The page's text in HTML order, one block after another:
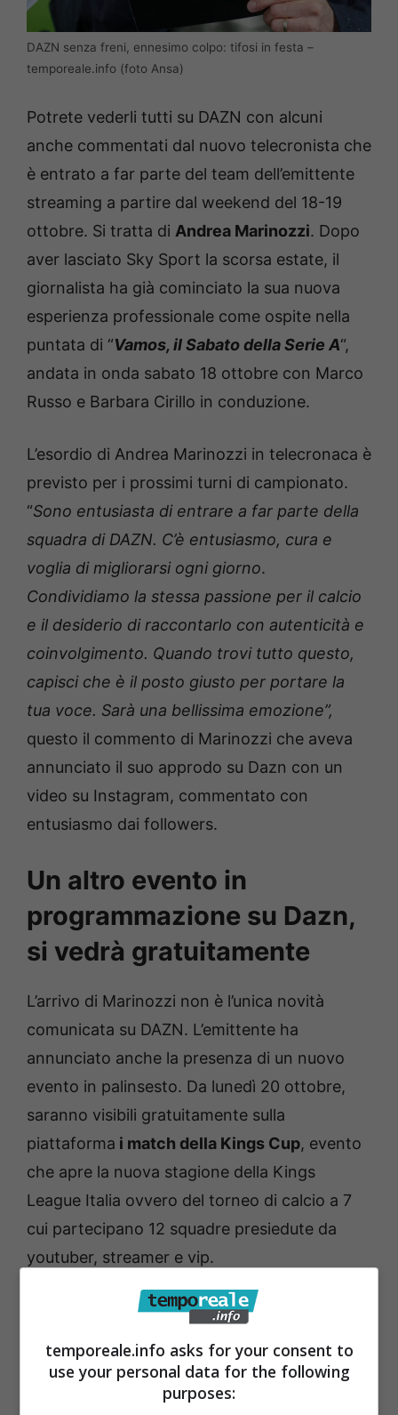
DAZN senza freni, ennesimo colpo: tifosi in festa –
temporeale.info (foto Ansa)
Potrete vederli tutti su DAZN con alcuni
anche commentati dal nuovo telecronista che
è entrato a far parte del team dell’emittente
streaming a partire dal weekend del 18-19
ottobre. Si tratta di Andrea Marinozzi. Dopo
aver lasciato Sky Sport la scorsa estate, il
giornalista ha già cominciato la sua nuova
esperienza professionale come ospite nella
puntata di “Vamos, il Sabato della Serie A“,
andata in onda sabato 18 ottobre con Marco
Russo e Barbara Cirillo in conduzione.
L’esordio di Andrea Marinozzi in telecronaca è
previsto per i prossimi turni di campionato.
“Sono entusiasta di entrare a far parte della
squadra di DAZN. C’è entusiasmo, cura e
voglia di migliorarsi ogni giorno.
Condividiamo la stessa passione per il calcio
e il desiderio di raccontarlo con autenticità e
coinvolgimento. Quando trovi tutto questo,
capisci che è il posto giusto per portare la
tua voce. Sarà una bellissima emozione”,
questo il commento di Marinozzi che aveva
annunciato il suo approdo su Dazn con un
video su Instagram, commentato con
entusiasmo dai followers.
Un altro evento in
programmazione su Dazn,
si vedrà gratuitamente
L’arrivo di Marinozzi non è l’unica novità
comunicata su DAZN. L’emittente ha
annunciato anche la presenza di un nuovo
evento in palinsesto. Da lunedì 20 ottobre,
saranno visibili gratuitamente sulla
piattaforma i match della Kings Cup, evento
che apre la nuova stagione della Kings
League Italia ovvero del torneo di calcio a 7
cui partecipano 12 squadre presiedute da
youtuber, streamer e vip.
temporeale.info asks for your consent to
use your personal data for the following
purposes: